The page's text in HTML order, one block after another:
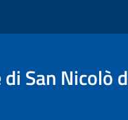
di San Nicolò